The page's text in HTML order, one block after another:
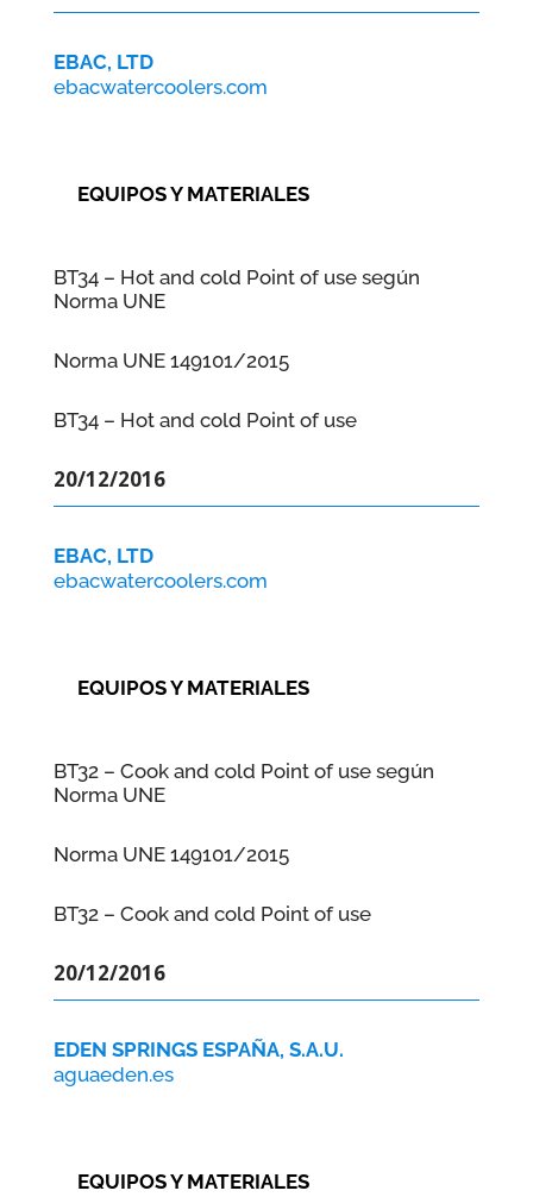
EBAC, LTD
ebacwatercoolers.com
EQUIPOS Y MATERIALES
BT34 – Hot and cold Point of use según
Norma UNE
Norma UNE 149101/2015
BT34 – Hot and cold Point of use
20/12/2016
EBAC, LTD
ebacwatercoolers.com
EQUIPOS Y MATERIALES
BT32 – Cook and cold Point of use según
Norma UNE
Norma UNE 149101/2015
BT32 – Cook and cold Point of use
20/12/2016
EDEN SPRINGS ESPAÑA, S.A.U.
aguaeden.es
EQUIPOS Y MATERIALES